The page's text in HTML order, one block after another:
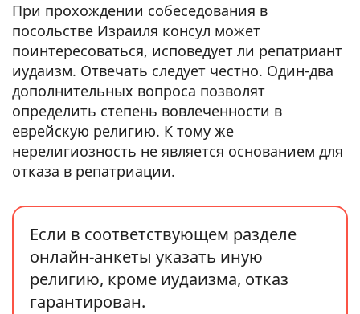
При прохождении собеседования в
посольстве Израиля консул может
поинтересоваться, исповедует ли репатриант
иудаизм. Отвечать следует честно. Один-два
дополнительных вопроса позволят
определить степень вовлеченности в
еврейскую религию. К тому же
нерелигиозность не является основанием для
отказа в репатриации.
Если в соответствующем разделе
онлайн-анкеты указать иную
религию, кроме иудаизма, отказ
гарантирован.